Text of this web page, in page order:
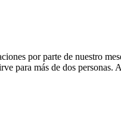
por parte de nuestro
para más de dos personas.